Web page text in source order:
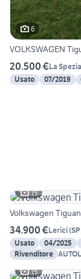
6
VOLKSWAGEN
20.500 €La Spezia
Usato
07/2019
15
Volkswagen Tiguan
34.900 €Lerici(SP
Usato
04/2025
Rivenditore
15